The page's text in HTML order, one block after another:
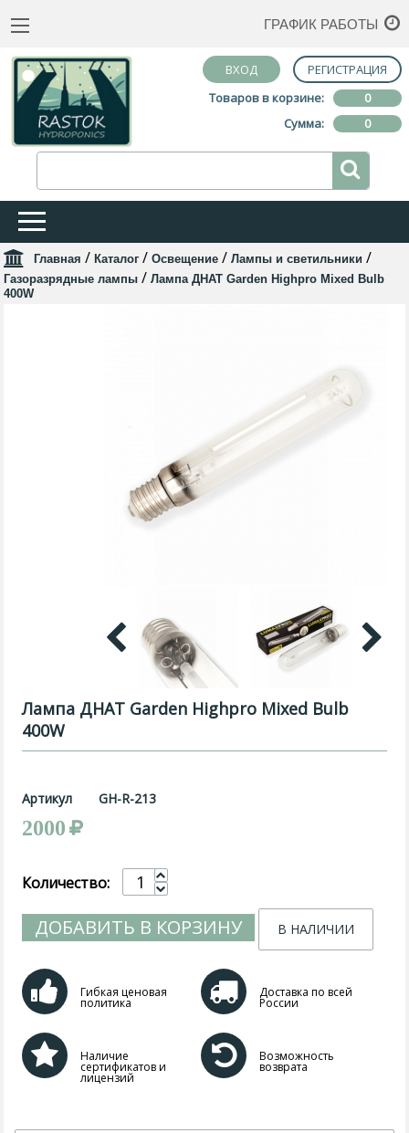
ГРАФИК РАБОТЫ
ВХОД
РЕГИСТРАЦИЯ
Товаров в корзине:
0
Сумма:
0
Главная / Каталог / Освещение / Лампы и светильники /
Газоразрядные лампы / Лампа ДНАТ Garden Highpro Mixed Bulb
400W
Лампа ДНАТ Garden Highpro Mixed Bulb
400W
Артикул GH-R-213
2000
Количество:
ДОБАВИТЬ В КОРЗИНУ В НАЛИЧИИ
Гибкая ценовая
политика
Доставка по всей
России
Наличие
сертификатов и
лицензий
Возможность
возврата